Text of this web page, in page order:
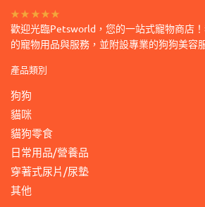
★★★★★
歡迎光臨Petsworld，您的一站式寵物商店
的寵物用品與服務，並附設專業的狗狗美容
產品類別
狗狗
貓咪
貓狗零食
日常用品/營養品
穿著式尿片/尿墊
其他